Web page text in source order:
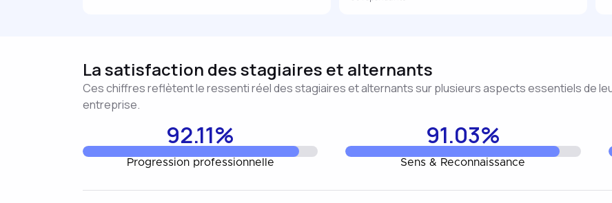
La satisfaction des stagiaires et alternants
Ces chiffres reflètent le ressenti réel des stagiaires et alternants sur plusieurs aspects essentiels de
entreprise.
92.11%
Progression professionnelle
91.03%
Sens & Reconnaissance